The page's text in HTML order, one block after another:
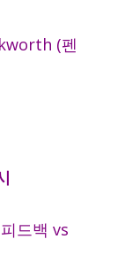
(펜
드백 vs